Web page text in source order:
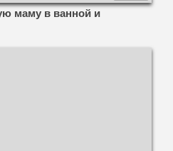
маму в ванной и